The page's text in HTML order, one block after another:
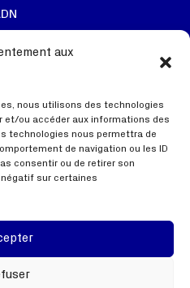
aux
nous utilisons des technologies
et/ou accéder aux informations des
technologies nous permettra de
de navigation ou les ID
consentir ou de retirer son
sur certaines